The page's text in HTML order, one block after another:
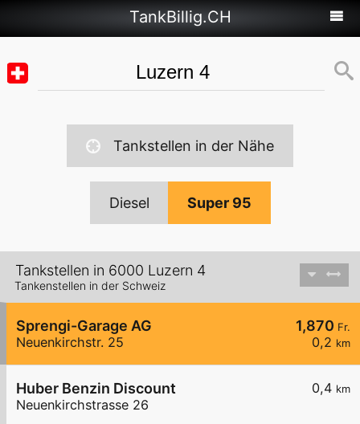
TankBillig.CH
Tankstellen in der Nähe
Diesel Super 95
Tankstellen in 6000 Luzern 4
Tankenstellen in der Schweiz
1,870 Fr.
0,2 km
Sprengi-Garage AG
Neuenkirchstr. 25
0,4 km
Huber Benzin Discount
Neuenkirchstrasse 26